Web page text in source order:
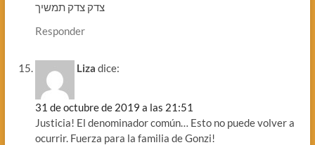
צדק צדק תמשיך
Responder
Liza dice:
31 de octubre de 2019 a las 21:51
Justicia! El denominador común… Esto no puede volver a
ocurrir. Fuerza para la familia de Gonzi!